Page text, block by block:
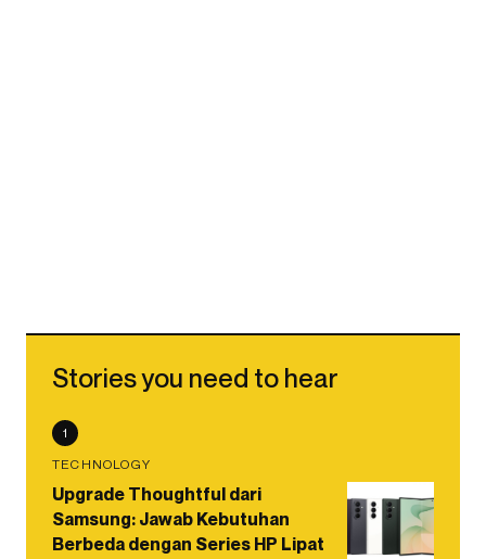
Stories you need to hear
1
TECHNOLOGY
Upgrade Thoughtful dari
Samsung: Jawab Kebutuhan
Berbeda dengan Series HP Lipat